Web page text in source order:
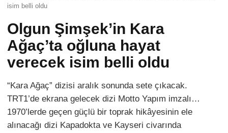
isim belli oldu
Olgun Şimşek’in Kara
Ağaç’ta oğluna hayat
verecek isim belli oldu
“Kara Ağaç” dizisi aralık sonunda sete çıkacak.
TRT1’de ekrana gelecek dizi Motto Yapım imzalı…
1970’lerde geçen güçlü bir toprak hikâyesinin ele
alınacağı dizi Kapadokta ve Kayseri civarında